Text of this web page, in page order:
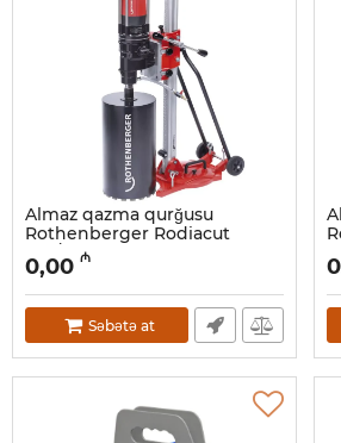
Almaz qazma qurğusu
Rothenberger Rodiacut
250/3.0 - FF34260
Artikul:
0,00 ₼
Səbətə at